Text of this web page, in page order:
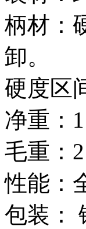
柄材：
卸。
硬度区
净重：
毛重：
性能：
包装：